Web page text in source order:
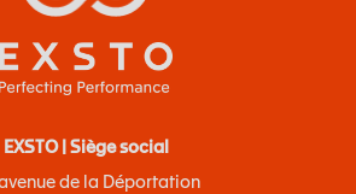
EXSTO | Siège social
de la Déportation